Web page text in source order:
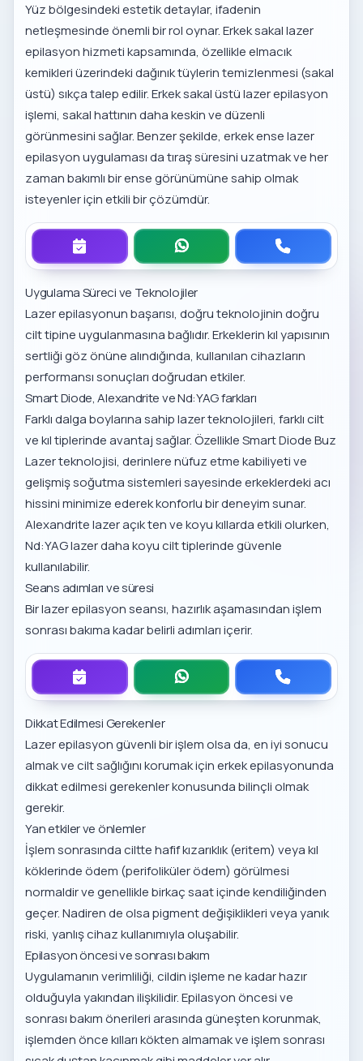
Yüz bölgesindeki estetik detaylar, ifadenin
netleşmesinde önemli bir rol oynar.Erkek sakal lazer
epilasyon hizmetikapsamında, özellikle elmacık
kemikleri üzerindeki dağınık tüylerin temizlenmesi (sakal
üstü) sıkça talep edilir.Erkek sakal üstü lazer epilasyon
işlemi, sakal hattının daha keskin ve düzenli
görünmesini sağlar. Benzer şekilde,erkek ense lazer
epilasyon uygulamasıda tıraş süresini uzatmak ve her
zaman bakımlı bir ense görünümüne sahip olmak
isteyenler için etkili bir çözümdür.
Uygulama Süreci ve Teknolojiler
Lazer epilasyonun başarısı, doğru teknolojinin doğru
cilt tipine uygulanmasına bağlıdır. Erkeklerin kıl yapısının
sertliği göz önüne alındığında, kullanılan cihazların
performansı sonuçları doğrudan etkiler.
Smart Diode, Alexandrite ve Nd:YAG farkları
Farklı dalga boylarına sahip lazer teknolojileri, farklı cilt
ve kıl tiplerinde avantaj sağlar. ÖzellikleSmart Diode Buz
Lazer teknolojisi, derinlere nüfuz etme kabiliyeti ve
gelişmiş soğutma sistemleri sayesinde erkeklerdeki acı
hissini minimize ederek konforlu bir deneyim sunar.
Alexandrite lazer açık ten ve koyu kıllarda etkili olurken,
Nd:YAG lazer daha koyu cilt tiplerinde güvenle
kullanılabilir.
Seans adımları ve süresi
Bir lazer epilasyon seansı, hazırlık aşamasından işlem
sonrası bakıma kadar belirli adımları içerir.
Dikkat Edilmesi Gerekenler
Lazer epilasyon güvenli bir işlem olsa da, en iyi sonucu
almak ve cilt sağlığını korumak içinerkek epilasyonunda
dikkat edilmesi gerekenlerkonusunda bilinçli olmak
gerekir.
Yan etkiler ve önlemler
İşlem sonrasında ciltte hafif kızarıklık (eritem) veya kıl
köklerinde ödem (perifoliküler ödem) görülmesi
normaldir ve genellikle birkaç saat içinde kendiliğinden
geçer. Nadiren de olsa pigment değişiklikleri veya yanık
riski, yanlış cihaz kullanımıyla oluşabilir.
Epilasyon öncesi ve sonrası bakım
Uygulamanın verimliliği, cildin işleme ne kadar hazır
olduğuyla yakından ilişkilidir.Epilasyon öncesi ve
sonrası bakım önerileriarasında güneşten korunmak,
işlemden önce kılları kökten almamak ve işlem sonrası